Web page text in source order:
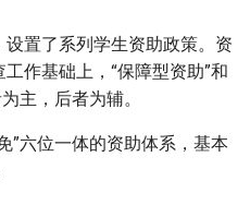
竺老两问
浙大简史
浙大校歌
学部院系
常用网站
公众号和小程序
常用软件
校区地图
公众号和小程序
校园网指南
大一课程简介
通识课
课程考核
置了系列学生资助政策。资
作基础上，“保障型资助”和
主，后者为辅。
”六位一体的资助体系，基本